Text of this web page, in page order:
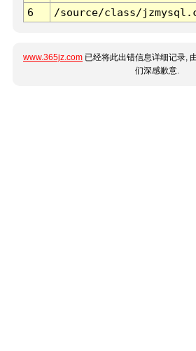
6
/source/class/
www.365jz.com 已经将此出错信息详细记录,
们深感歉意.